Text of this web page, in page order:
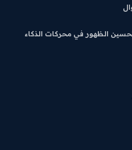
الظهور في محركات الذكاء